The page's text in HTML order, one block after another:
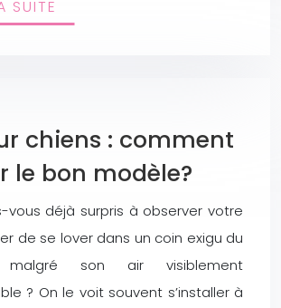
SUITE
chiens : comment
le bon modèle?
vous déjà surpris à observer votre
de se lover dans un coin exigu du
malgré son air visiblement
? On le voit souvent s’installer à